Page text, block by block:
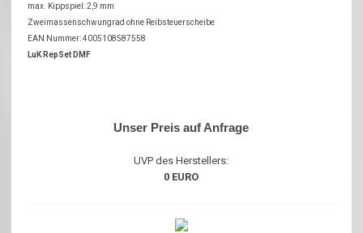
max. Kippspiel: 2,9 mm
Zweimassenschwungrad ohne Reibsteuerscheibe
EAN Nummer: 4005108587558
LuK RepSet DMF
Unser Preis auf Anfrage
UVP des Herstellers:
0 EURO